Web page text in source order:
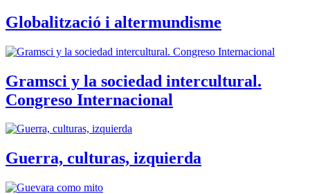
Globalització i altermundisme
Gramsci y la sociedad intercultural.
Congreso Internacional
Guerra, culturas, izquierda